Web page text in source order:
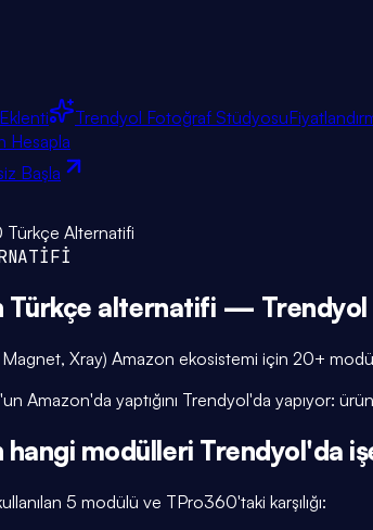
Eklenti Trendyol Fotoğraf Stüdyosu
Hesapla
Başla
Türkçe Alternatifi
Türkçe alternatifi — Trendyol
Xray) Amazon ekosistemi için 20+
Amazon'da yaptığını Trendyol'da yapıyor:
hangi modülleri Trendyol'da
5 modülü ve TPro360'taki karşılığı: